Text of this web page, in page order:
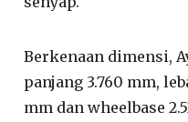
Berkenaan dimensi,
panjang 3.760 mm,
mm dan wheelbase